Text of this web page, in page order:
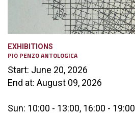
EXHIBITIONS
PIO PENZO ANTOLOGICA
Start: June 20, 2026
End at: August 09, 2026
Sun: 10:00 - 13:00, 16:00 - 19:00